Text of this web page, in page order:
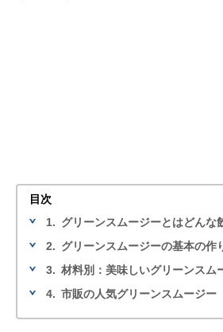
目次
1. グリーンスムージーとはどんな
2. グリーンスムージーの基本の作
3. 材料別：美味しいグリーンスム
4. 市販の人気グリーンスムージー